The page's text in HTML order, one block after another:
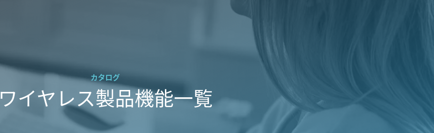
カタログ
ワイヤレス製品機能一覧